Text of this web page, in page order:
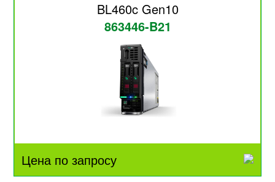
BL460c Gen10
863446-B21
Цена по запросу